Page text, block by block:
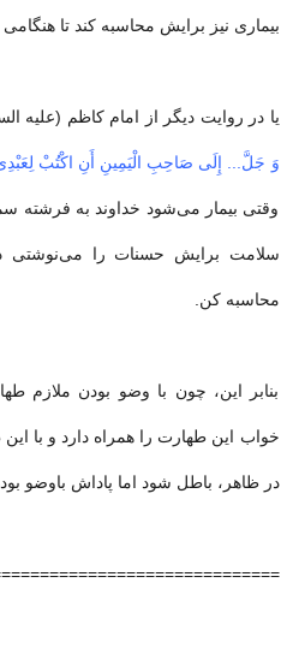
بیماری نیز برایش محاسبه کند تا هنگامی
یا در روایت دیگر از امام کاظم (علیه
وَ جَلَّ... إِلَى صَاحِبِ الْیَمِینِ أَنِ اکْتُبْ
وقتی بیمار می‌شود خداوند به
سلامت برایش حسنات را می‌نوشتی
محاسبه کن.
بنابر این، چون با وضو بودن
خواب این طهارت را همراه دارد و با
در ظاهر، باطل شود اما پاداش باوضو